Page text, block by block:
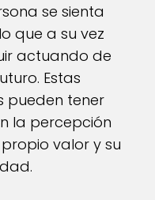
se sienta
que a su vez
actuando de
Estas
pueden tener
la percepción
valor y su